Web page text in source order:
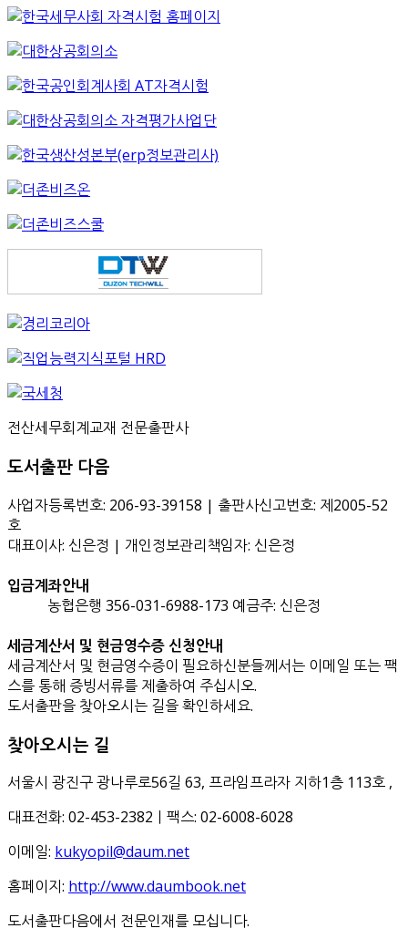
전산세무회계교재 전문출판사
도서출판 다음
사업자등록번호: 206-93-39158 | 출판사신고번호: 제2005-52
호
대표이사: 신은정 | 개인정보관리책임자: 신은정
입금계좌안내
농협은행 356-031-6988-173 예금주: 신은정
세금계산서 및 현금영수증 신청안내
세금계산서 및 현금영수증이 필요하신분들께서는 이메일 또는 팩
스를 통해 증빙서류를 제출하여 주십시오.
도서출판을 찾아오시는 길을 확인하세요.
찾아오시는 길
서울시 광진구 광나루로56길 63, 프라임프라자 지하1층 113호 ,
대표전화: 02-453-2382ㅣ팩스: 02-6008-6028
이메일: kukyopil@daum.net
홈페이지: http://www.daumbook.net
도서출판다음에서 전문인재를 모십니다.